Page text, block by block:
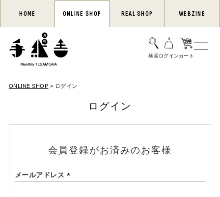
HOME ONLINE SHOP REAL SHOP WEBZINE
ONLINE SHOP ログイン
ログイン
会員登録がお済みのお客様
メールアドレス